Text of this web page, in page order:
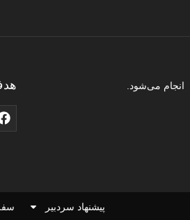
انجام می‌شود.
پیشنهاد سردبیر